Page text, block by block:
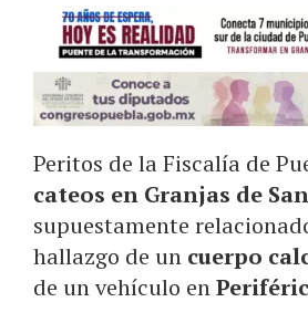
Peritos de la Fiscalía de
cateos en Granjas de
supuestamente
hallazgo de un cuerpo
de un vehículo en